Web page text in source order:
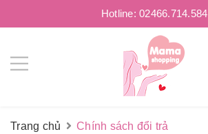
Hotline: 02466.714.584
Trang chủ Chính sách đổi trả